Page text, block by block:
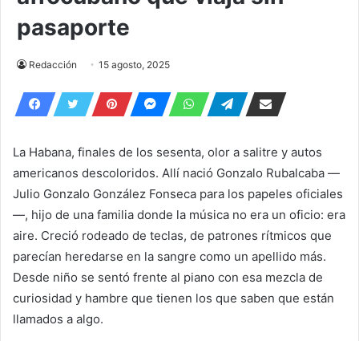
pasaporte
Redacción 15 agosto, 2025
La Habana, finales de los sesenta, olor a salitre y autos
americanos descoloridos. Allí nació Gonzalo Rubalcaba —
Julio Gonzalo González Fonseca para los papeles oficiales
—, hijo de una familia donde la música no era un oficio: era
aire. Creció rodeado de teclas, de patrones rítmicos que
parecían heredarse en la sangre como un apellido más.
Desde niño se sentó frente al piano con esa mezcla de
curiosidad y hambre que tienen los que saben que están
llamados a algo.